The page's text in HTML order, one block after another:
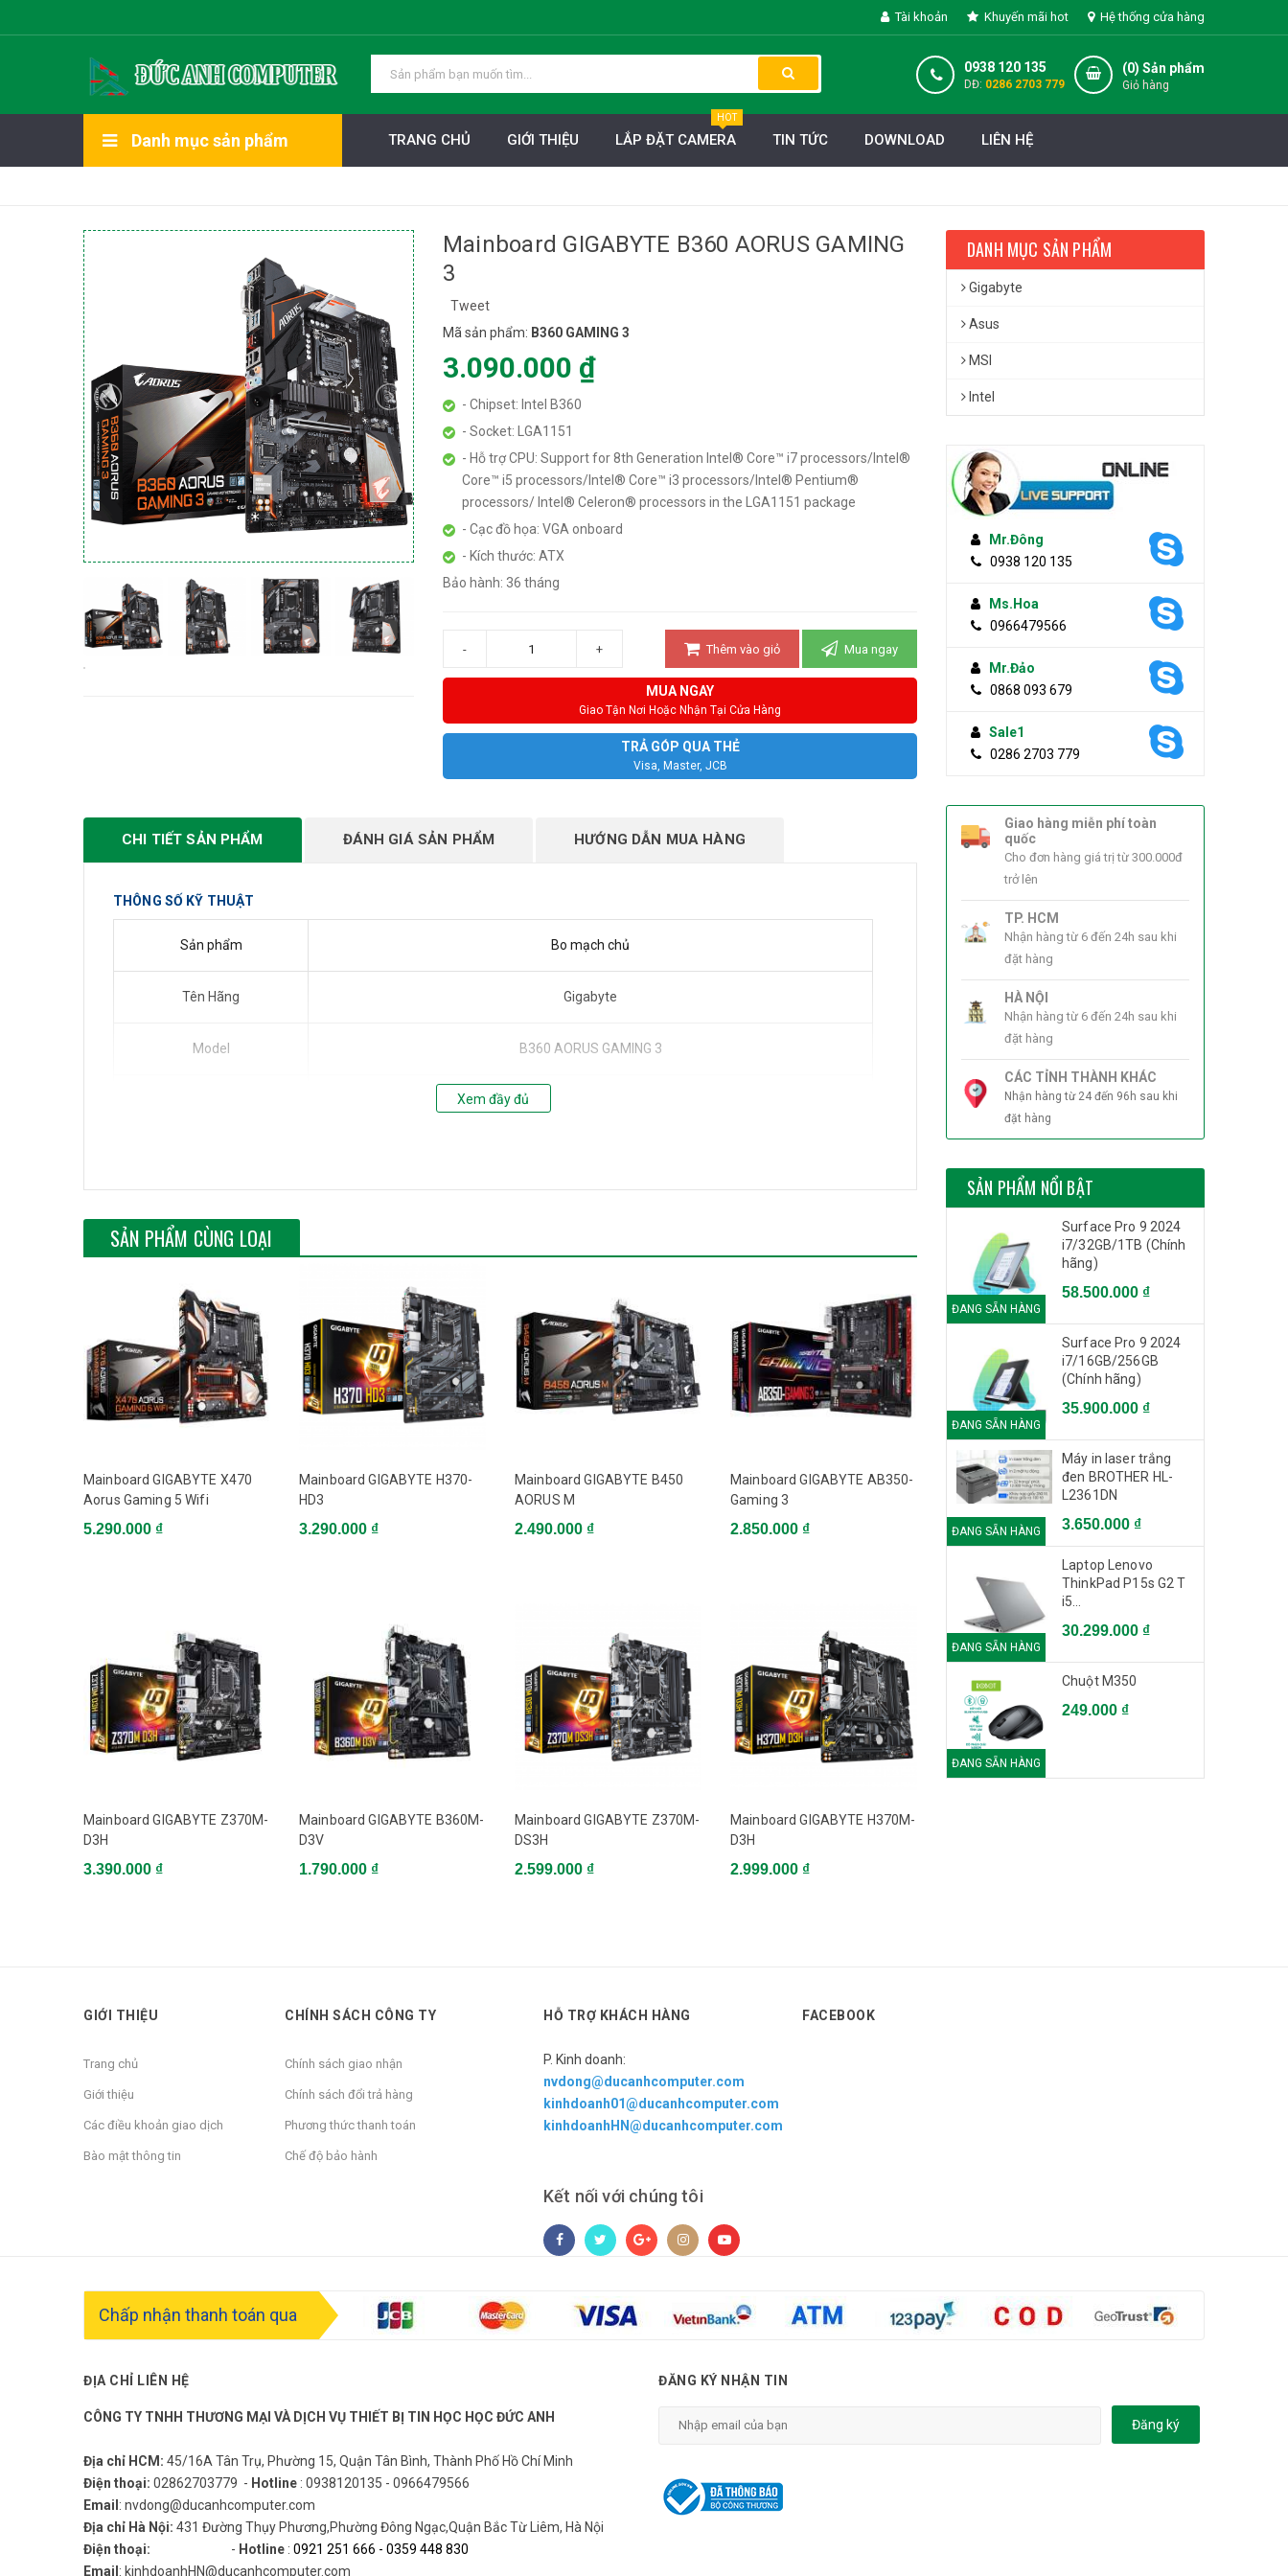
Tài khoản Khuyến mãi hot Hệ thống cửa hàng
0938 120 135
DĐ: 0286 2703 779
(0) Sản phẩm
Giỏ hàng
Danh mục sản phẩm TRANG CHỦ GIỚI THIỆU LẮP ĐẶT CAMERA
HOT
TIN TỨC DOWNLOAD LIÊN HỆ
Mainboard GIGABYTE B360 AORUS GAMING
3
Tweet
Mã sản phẩm: B360 GAMING 3
3.090.000 ₫
- Chipset: Intel B360
- Socket: LGA1151
- Hỗ trợ CPU: Support for 8th Generation Intel® Core™ i7 processors/Intel®
Core™ i5 processors/Intel® Core™ i3 processors/Intel® Pentium®
processors/ Intel® Celeron® processors in the LGA1151 package
- Cạc đồ họa: VGA onboard
- Kích thước: ATX
Bảo hành: 36 tháng
- + Thêm vào giỏ Mua ngay
MUA NGAY
Giao Tận Nơi Hoặc Nhận Tại Cửa Hàng
TRẢ GÓP QUA THẺ
Visa, Master, JCB
CHI TIẾT SẢN PHẨM ĐÁNH GIÁ SẢN PHẨM HƯỚNG DẪN MUA HÀNG
THÔNG SỐ KỸ THUẬT
Sản phẩm Bo mạch chủ
Tên Hãng Gigabyte
Model B360 AORUS GAMING 3
Chipset
Hỗ trợ RAM 4 x DDR4 DIMM, Support for DDR4 2666/2400/2133 MHz memory modules. Max 64Gb
Cạc đồ họa VGA onboard
Âm thanh Realtek® ALC892 codec
1 x PCI Express x16 slot, running at x16 (PCIEX16), 1 x PCI Express x16 slot, running at x4
(PCIEX4), 1 x PCI Express x16 slot, running at x1 (PCIEX1_3), 2 x PCI Express x1, 6 x
Kích thước ATX
Tính năng khác
Smart Fan 5 (2 Fan pin headers, 4 fan Tem Sensors) with Software, GIGABYTE Patented
DualBIOS™ Design, Dual M.2 slots, Intel® Optane™ Memory Ready, RGB Fusion ...
Xem đầy đủ
SẢN PHẨM CÙNG LOẠI
Mainboard GIGABYTE X470
Aorus Gaming 5 Wifi
5.290.000 ₫
Mainboard GIGABYTE H370-
HD3
3.290.000 ₫
Mainboard GIGABYTE B450
AORUS M
2.490.000 ₫
Mainboard GIGABYTE AB350-
Gaming 3
2.850.000 ₫
Mainboard GIGABYTE Z370M-
D3H
3.390.000 ₫
Mainboard GIGABYTE B360M-
D3V
1.790.000 ₫
Mainboard GIGABYTE Z370M-
DS3H
2.599.000 ₫
Mainboard GIGABYTE H370M-
D3H
2.999.000 ₫
DANH MỤC SẢN PHẨM
Gigabyte
Asus
MSI
Intel
Mr.Đông
0938 120 135
Ms.Hoa
0966479566
Mr.Đảo
0868 093 679
Sale1
0286 2703 779
Giao hàng miễn phí toàn
quốc
Cho đơn hàng giá trị từ 300.000đ
trở lên
TP. HCM
Nhận hàng từ 6 đến 24h sau khi
đặt hàng
HÀ NỘI
Nhận hàng từ 6 đến 24h sau khi
đặt hàng
CÁC TỈNH THÀNH KHÁC
Nhận hàng từ 24 đến 96h sau khi
đặt hàng
SẢN PHẨM NỔI BẬT
ĐANG SẴN HÀNG
Surface Pro 9 2024
i7/32GB/1TB (Chính
hãng)
58.500.000 ₫
ĐANG SẴN HÀNG
Surface Pro 9 2024
i7/16GB/256GB
(Chính hãng)
35.900.000 ₫
ĐANG SẴN HÀNG
Máy in laser trắng
đen BROTHER HL-
L2361DN
3.650.000 ₫
ĐANG SẴN HÀNG
Laptop Lenovo
ThinkPad P15s G2 T
i5
T500 4GB/Win 11
30.299.000 ₫
ĐANG SẴN HÀNG
Chuột M350
249.000 ₫
GIỚI THIỆU
Trang chủ
Giới thiệu
Các điều khoản giao dịch
Bào mật thông tin
CHÍNH SÁCH CÔNG TY
Chính sách giao nhận
Chính sách đổi trả hàng
Phương thức thanh toán
Chế độ bảo hành
HỖ TRỢ KHÁCH HÀNG
P. Kinh doanh:
nvdong@ducanhcomputer.com
kinhdoanh01@ducanhcomputer.com
kinhdoanhHN@ducanhcomputer.com
Kết nối với chúng tôi
FACEBOOK
Chấp nhận thanh toán qua
ĐỊA CHỈ LIÊN HỆ
CÔNG TY TNHH THƯƠNG MẠI VÀ DỊCH VỤ THIẾT BỊ TIN HỌC HỌC ĐỨC ANH
Địa chỉ HCM: 45/16A Tân Trụ, Phường 15, Quận Tân Bình, Thành Phố Hồ Chí Minh
Điện thoại: 02862703779 - Hotline : 0938120135 - 0966479566
Email : nvdong@ducanhcomputer.com
Địa chỉ Hà Nội: 431 Đường Thụy Phương,Phường Đông Ngạc,Quận Bắc Từ Liêm, Hà Nội
Điện thoại: - Hotline : 0921 251 666 - 0359 448 830
Email : kinhdoanhHN@ducanhcomputer.com
ĐĂNG KÝ NHẬN TIN
Đăng ký